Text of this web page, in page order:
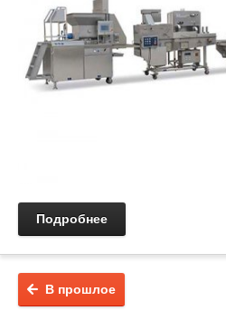
Подробнее
В прошлое